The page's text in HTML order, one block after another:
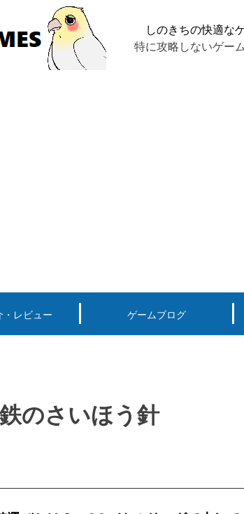
しのきちの快適な
特に攻略しないゲー
・レビュー ゲームブログ
鉄のさいほう針